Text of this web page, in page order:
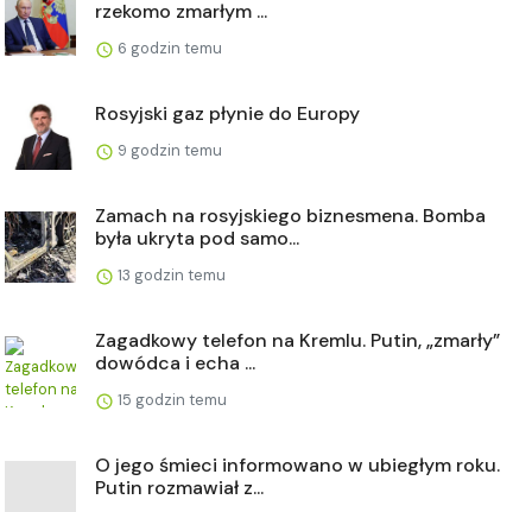
rzekomo zmarłym ...
6 godzin temu
Rosyjski gaz płynie do Europy
9 godzin temu
Zamach na rosyjskiego biznesmena. Bomba
była ukryta pod samo...
13 godzin temu
Zagadkowy telefon na Kremlu. Putin, „zmarły”
dowódca i echa ...
15 godzin temu
O jego śmieci informowano w ubiegłym roku.
Putin rozmawiał z...